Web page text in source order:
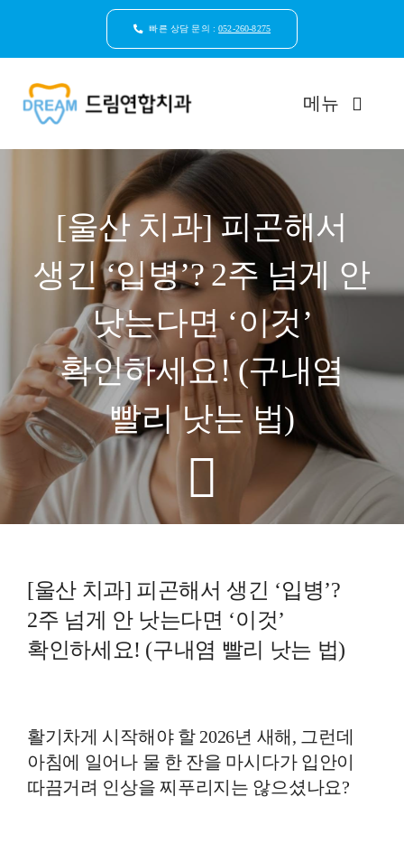
빠른 상담 문의 :052-260-8275
메뉴
드림연합치과 소개
환자안심케어
자연치아보존
임플란트
일반진료
예방진료
치아교정
치과의료정보
[울산 치과] 피곤해서
생긴 ‘입병’? 2주 넘게 안
낫는다면 ‘이것’
확인하세요! (구내염
빨리 낫는 법)
[울산 치과] 피곤해서 생긴 ‘입병’?
2주 넘게 안 낫는다면 ‘이것’
확인하세요! (구내염 빨리 낫는 법)
활기차게 시작해야 할 2026년 새해, 그런데
아침에 일어나 물 한 잔을 마시다가 입안이
따끔거려 인상을 찌푸리지는 않으셨나요?